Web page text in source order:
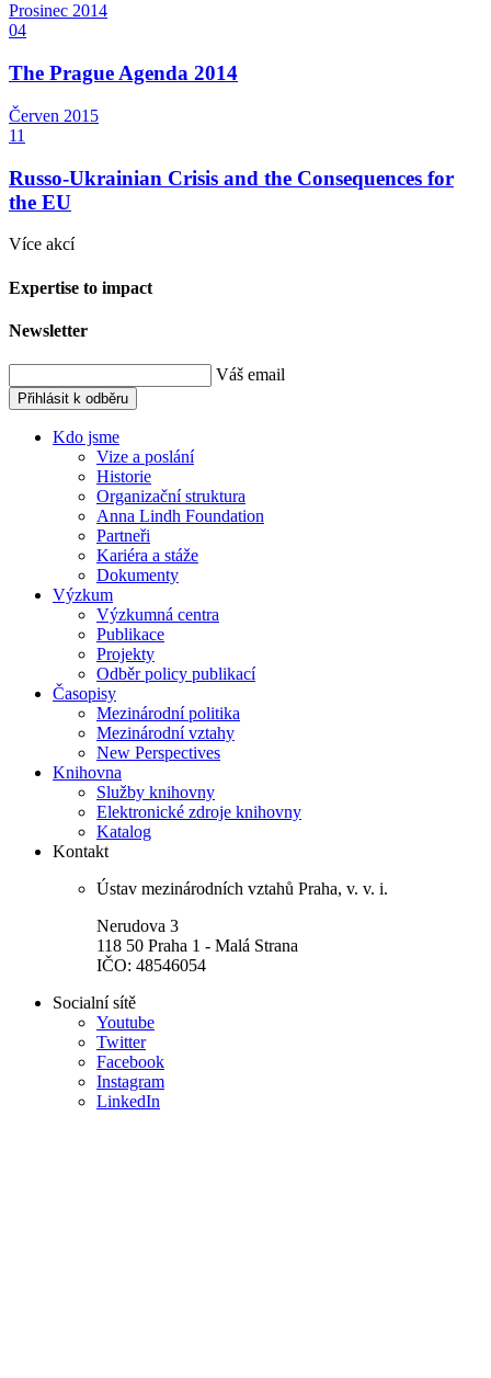
Prosinec 2014
04
The Prague Agenda 2014
Červen 2015
11
Russo-Ukrainian Crisis and the Consequences for
the EU
Více akcí
Expertise to impact
Newsletter
Váš email
Přihlásit k odběru
Kdo jsme
Vize a poslání
Historie
Organizační struktura
Anna Lindh Foundation
Partneři
Kariéra a stáže
Dokumenty
Výzkum
Výzkumná centra
Publikace
Projekty
Odběr policy publikací
Časopisy
Mezinárodní politika
Mezinárodní vztahy
New Perspectives
Knihovna
Služby knihovny
Elektronické zdroje knihovny
Katalog
Kontakt
Ústav mezinárodních vztahů Praha, v. v. i.
Nerudova 3
118 50 Praha 1 - Malá Strana
IČO: 48546054
Socialní sítě
Youtube
Twitter
Facebook
Instagram
LinkedIn